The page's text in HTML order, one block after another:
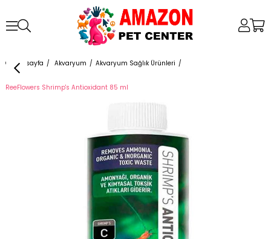
Anasayfa Akvaryum Akvaryum Sağlık Ürünleri
ReeFlowers Shrimp's Antioxidant 85 ml